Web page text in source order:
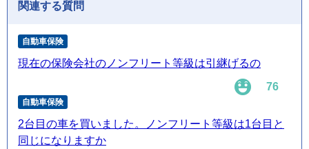
関連する質問
自動車保険
現在の保険会社のノンフリート等級は引継げるの
76
自動車保険
2台目の車を買いました。ノンフリート等級は1台目と
同じになりますか